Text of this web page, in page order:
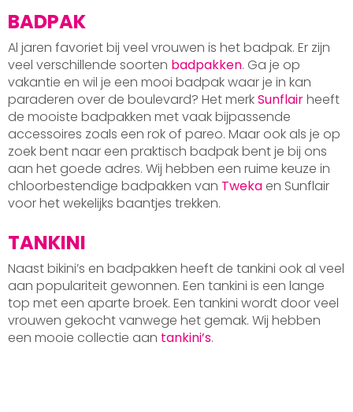
BADPAK
Al jaren favoriet bij veel vrouwen is het badpak. Er zijn
veel verschillende soorten badpakken. Ga je op
vakantie en wil je een mooi badpak waar je in kan
paraderen over de boulevard? Het merkSunflairheeft
de mooiste badpakken met vaak bijpassende
accessoires zoals een rok of pareo. Maar ook als je op
zoek bent naar een praktisch badpak bent je bij ons
aan het goede adres. Wij hebben een ruime keuze in
chloorbestendige badpakken van Tweka en Sunflair
voor het wekelijks baantjes trekken.
TANKINI
Naast bikini’s en badpakken heeft de tankini ook al veel
aan populariteit gewonnen. Een tankini is een lange
top met een aparte broek. Een tankini wordt door veel
vrouwen gekocht vanwege het gemak. Wij hebben
een mooie collectie aan tankini’s.